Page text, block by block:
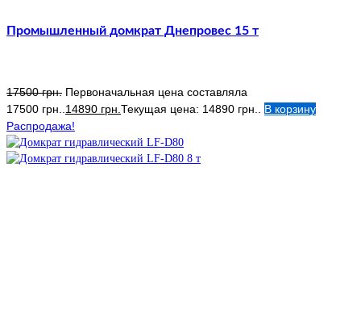
Промышленный домкрат Днепровес 15 т
17500грн. Первоначальная цена составляла
17500 грн..14890 грн.Текущая цена: 14890 грн.. В корзину
Распродажа!